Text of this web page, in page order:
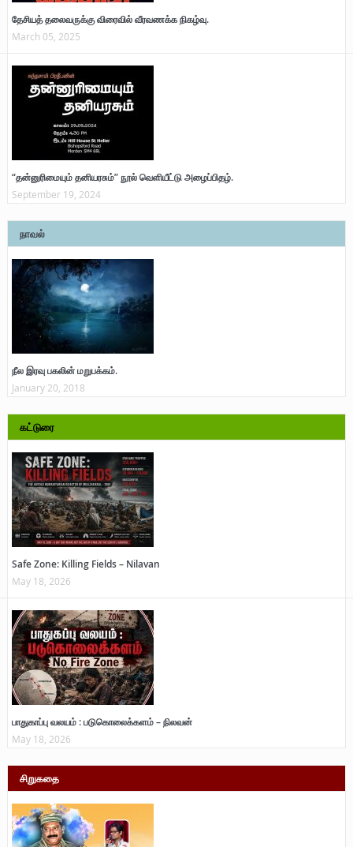
தேசியத் தலைவருக்கு விரைவில் வீரவணக்க நிகழ்வு.
March 05, 2025
“தன்னுரிமையும் தனியரசும்” நூல் வெளியீட்டு அழைப்பிதழ்.
September 19, 2024
நாவல்
நீல இரவு பகலின் மறுபக்கம்.
January 20, 2018
கட்டுரை
Safe Zone: Killing Fields – Nilavan
May 18, 2026
பாதுகாப்பு வலயம் : படுகொலைக்களம் – நிலவன்
May 18, 2026
சிறுகதை